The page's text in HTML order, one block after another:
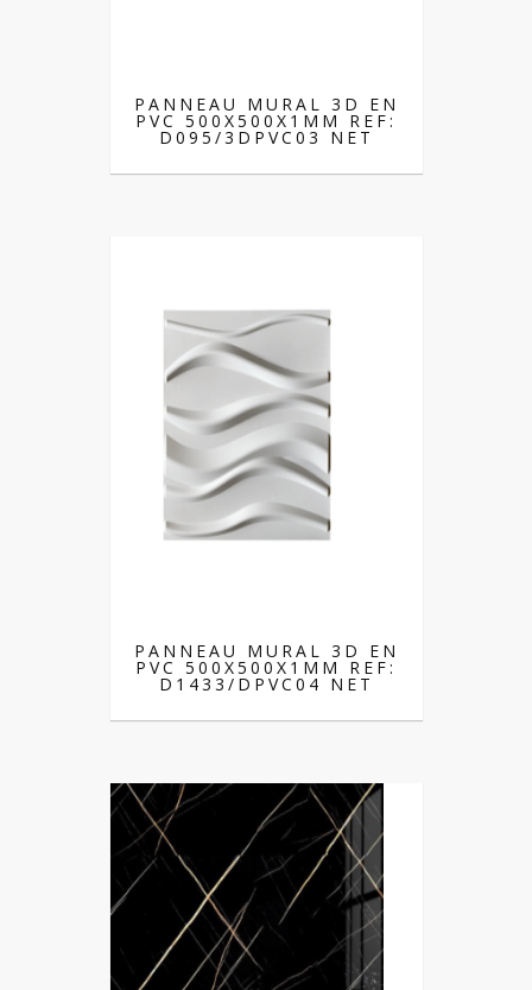
PANNEAU MURAL 3D EN
PVC 500X500X1MM REF:
D095/3DPVC03 NET
PANNEAU MURAL 3D EN
PVC 500X500X1MM REF:
D1433/DPVC04 NET